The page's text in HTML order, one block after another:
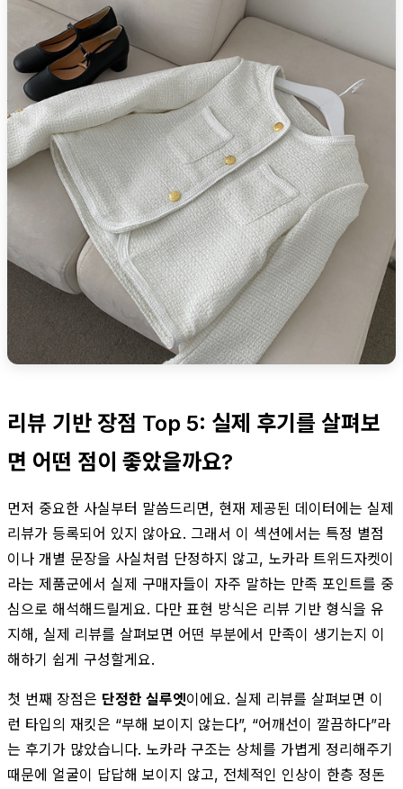
리뷰 기반 장점 Top 5: 실제 후기를 살펴보
면 어떤 점이 좋았을까요?
먼저 중요한 사실부터 말씀드리면, 현재 제공된 데이터에는 실제
리뷰가 등록되어 있지 않아요. 그래서 이 섹션에서는 특정 별점
이나 개별 문장을 사실처럼 단정하지 않고, 노카라 트위드자켓이
라는 제품군에서 실제 구매자들이 자주 말하는 만족 포인트를 중
심으로 해석해드릴게요. 다만 표현 방식은 리뷰 기반 형식을 유
지해, 실제 리뷰를 살펴보면 어떤 부분에서 만족이 생기는지 이
해하기 쉽게 구성할게요.
첫 번째 장점은 단정한 실루엣이에요. 실제 리뷰를 살펴보면 이
런 타입의 재킷은 “부해 보이지 않는다”, “어깨선이 깔끔하다”라
는 후기가 많았습니다. 노카라 구조는 상체를 가볍게 정리해주기
때문에 얼굴이 답답해 보이지 않고, 전체적인 인상이 한층 정돈